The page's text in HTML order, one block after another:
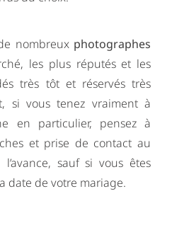
nombreux photographes
les plus réputés et les
très tôt et réservés très
si vous tenez vraiment à
en particulier, pensez à
et prise de contact au
sauf si vous êtes
date de votre mariage.